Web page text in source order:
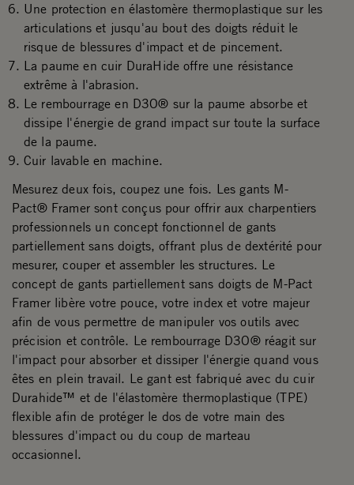
Une protection en élastomère thermoplastique sur les
articulations et jusqu'au bout des doigts réduit le
risque de blessures d'impact et de pincement.
La paume en cuir DuraHide offre une résistance
extrême à l'abrasion.
Le rembourrage en D3O® sur la paume absorbe et
dissipe l'énergie de grand impact sur toute la surface
de la paume.
Cuir lavable en machine.
Mesurez deux fois, coupez une fois. Les gants M-
Pact® Framer sont conçus pour offrir aux charpentiers
professionnels un concept fonctionnel de gants
partiellement sans doigts, offrant plus de dextérité pour
mesurer, couper et assembler les structures. Le
concept de gants partiellement sans doigts de M-Pact
Framer libère votre pouce, votre index et votre majeur
afin de vous permettre de manipuler vos outils avec
précision et contrôle. Le rembourrage D3O® réagit sur
l'impact pour absorber et dissiper l'énergie quand vous
êtes en plein travail. Le gant est fabriqué avec du cuir
Durahide™ et de l'élastomère thermoplastique (TPE)
flexible afin de protéger le dos de votre main des
blessures d'impact ou du coup de marteau
occasionnel.